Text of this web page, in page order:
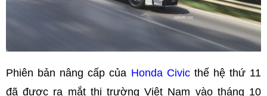
Phiên bản nâng cấp của Honda Civicthế hệ thứ 11
đã được ra mắt thị trường Việt Nam vào tháng 10